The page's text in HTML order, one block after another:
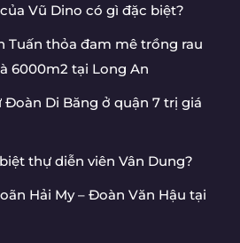
Vũ Dino có gì đặc biệt?
Tuấn thỏa đam mê trồng rau
6000m2 tại Long An
Di Băng ở quận 7 trị giá
thự diễn viên Vân Dung?
Hải My – Đoàn Văn Hậu tại